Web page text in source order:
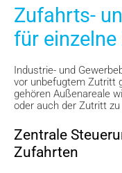
Zufahrts-
für
Industrie- und
vor unbefugtem Zutritt
gehören Außenareale
oder auch der Zutritt
Zentrale
Zufahrten